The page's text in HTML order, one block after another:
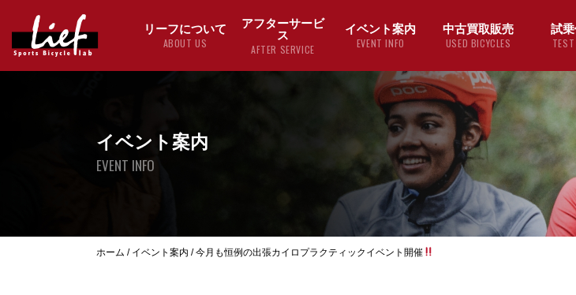
リーフについて
ABOUT US
アフターサービ
ス
AFTER SERVICE
イベント案内
EVENT INFO
中古買取販売
USED BICYCLES
試
イベント案内
EVENT INFO
ホーム / イベント案内 /今月も恒例の出張カイロプラクティックイベント開催